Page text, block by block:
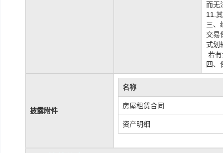
而无
11.
三、
交易
式划
若
四、
披露附件
名称
房屋租赁合同
资产明细